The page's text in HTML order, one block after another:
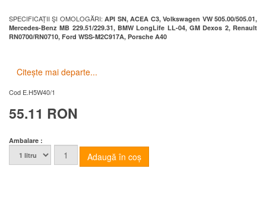
SPECIFICAȚII ŞI OMOLOGĂRI:API SN, ACEA C3, Volkswagen VW 505.00/505.01,
Mercedes-Benz MB 229.51/229.31, BMW LongLife LL-04, GM Dexos 2, Renault
RN0700/RN0710, Ford WSS-M2C917A, Porsche A40
Citește mai departe...
Cod E.H5W40/1
55.11 RON
Ambalare :